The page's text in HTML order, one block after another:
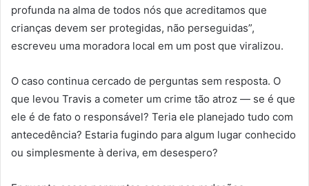
profunda na alma de todos nós que acreditamos que
crianças devem ser protegidas, não perseguidas”,
escreveu uma moradora local em um post que viralizou.
O caso continua cercado de perguntas sem resposta. O
que levou Travis a cometer um crime tão atroz — se é que
ele é de fato o responsável? Teria ele planejado tudo com
antecedência? Estaria fugindo para algum lugar conhecido
ou simplesmente à deriva, em desespero?